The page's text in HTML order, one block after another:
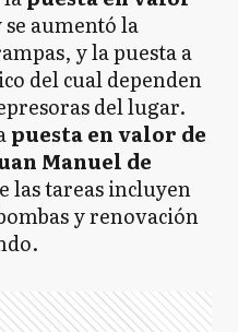
aumentó la
y la puesta a
del cual dependen
del lugar.
puesta en valor de
Manuel de
las tareas incluyen
y renovación